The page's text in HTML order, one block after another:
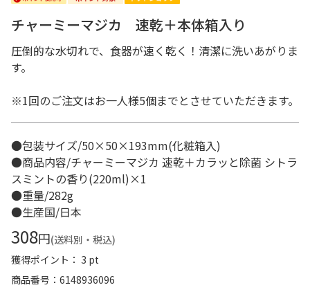
チャーミーマジカ 速乾＋本体箱入り
圧倒的な水切れで、食器が速く乾く！清潔に洗いあがりま
す。
※1回のご注文はお一人様5個までとさせていただきます。
●包装サイズ/50×50×193mm(化粧箱入)
●商品内容/チャーミーマジカ 速乾＋カラッと除菌 シトラ
スミントの香り(220ml)×1
●重量/282g
●生産国/日本
308円(送料別・税込)
獲得ポイント： 3 pt
商品番号
6148936096